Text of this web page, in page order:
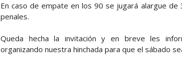
En caso de empate en los 90 se jugará alargue
penales.
Queda hecha la invitación y en breve les
organizando nuestra hinchada para que el sábado